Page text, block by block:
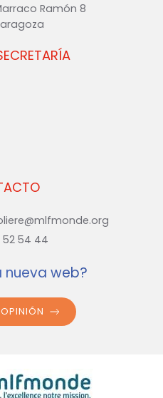
Ramón 8
52 54 44
nueva web?